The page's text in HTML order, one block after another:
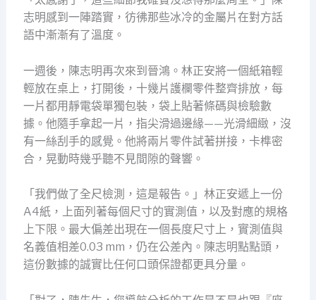
志明感到一陣踏實，彷彿那些冰冷的金屬片在對方話
語中漸漸有了溫度。
一週後，陳志明再次來到晉鴻。林正安將一個紙箱輕
輕放在桌上，打開後，十幾片護欄零件整齊排放，每
一片都用靜電袋單獨包裝，袋上貼著條碼與檢驗數
據。他隨手拿起一片，指尖滑過邊緣——光滑細緻，沒
有一絲刮手的感覺。他將兩片零件試著拼接，卡榫密
合，晃動時幾乎聽不見間隙的聲響。
「我們做了全尺檢測，這是報告。」林正安遞上一份
A4紙，上面列著每個尺寸的實測值，以及對應的規格
上下限。最大偏差出現在一個長度尺寸上，實測值與
名義值相差0.03 mm，仍在公差內。陳志明點點頭，
這份數據的誠實比任何口頭保證都更具分量。